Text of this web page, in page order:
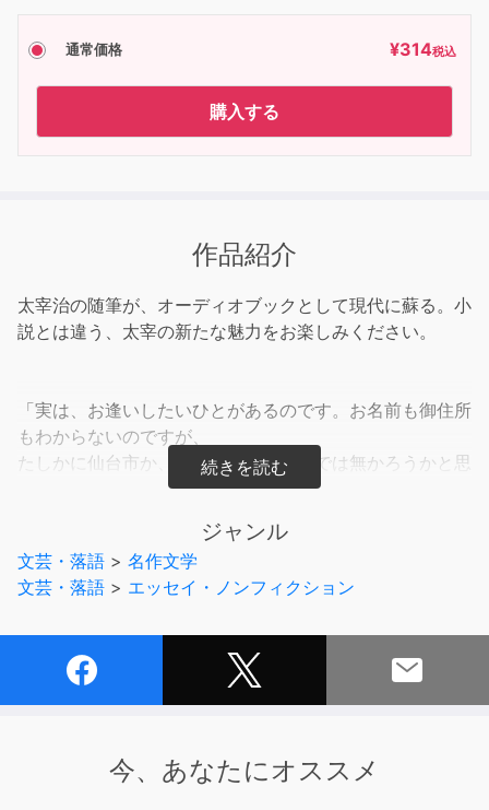
通常価格 ¥314税込
購入する
作品紹介
太宰治の随筆が、オーディオブックとして現代に蘇る。小
説とは違う、太宰の新たな魅力をお楽しみください。
「実は、お逢いしたいひとがあるのです。お名前も御住所
もわからないのですが、
たしかに仙台市か、その附近のおかたでは無かろうかと思
っています。女のひとです」
太平洋戦争末期、二度にわたる空襲で家を失った太宰一家
は行く場を失い、
ボロ服の乞食のような姿で、疎開のため上野経由で故郷・
真夏の長旅、用意していた食べ物もいたみ、二人の子ども
しかしお礼を言うひまもなく、その女のひとは途中下車す
ジャンル
文芸・落語 > 名作文学
文芸・落語 > エッセイ・ノンフィクション
今、あなたにオススメ